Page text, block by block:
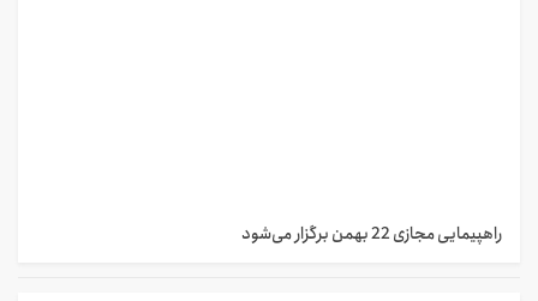
راهپیمایی مجازی 22 بهمن برگزار می‌شود